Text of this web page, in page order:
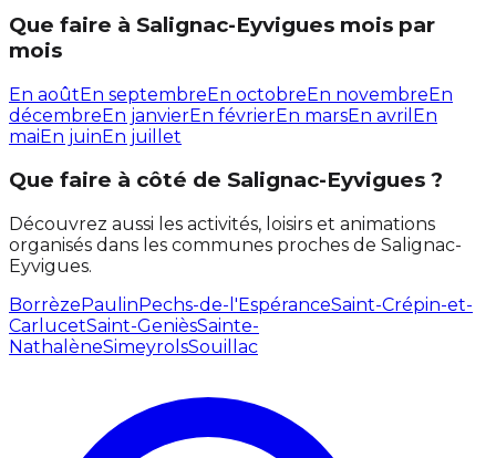
Que faire à Salignac-Eyvigues mois par
mois
En aoûtEn septembreEn octobreEn novembreEn
décembreEn janvierEn févrierEn marsEn avril En
maiEn juinEn juillet
Que faire à côté de Salignac-Eyvigues ?
Découvrez aussi les activités, loisirs et animations
organisés dans les communes proches de Salignac-
Eyvigues.
BorrèzePaulinPechs-de-l'EspéranceSaint-Crépin-et-
CarlucetSaint-GenièsSainte-
NathalèneSimeyrolsSouillac